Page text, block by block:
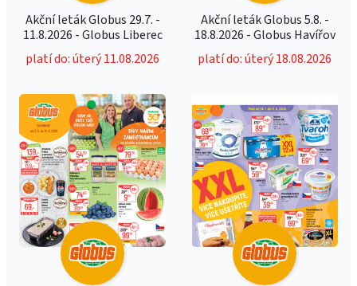
Akční leták Globus 29.7. -
11.8.2026 - Globus Liberec
platí do: úterý 11.08.2026
Akční leták Globus 5.8. -
18.8.2026 - Globus Havířov
platí do: úterý 18.08.2026